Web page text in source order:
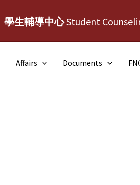
生輔導中心Student
Affairs Documents